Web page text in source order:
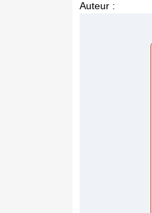
Auteur :